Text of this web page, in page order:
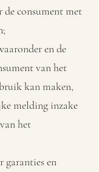
de consument met
en de
van het
kan maken,
melding inzake
het
garanties en